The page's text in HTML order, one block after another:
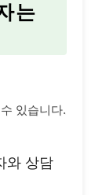
는
있습니다.
와 상담